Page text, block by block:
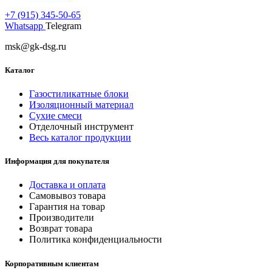
+7 (915) 345-50-65
Whatsapp Telegram
msk@gk-dsg.ru
Каталог
Газостиликатные блоки
Изоляционный материал
Сухие смеси
Отделочный инструмент
Весь каталог продукции
Информация для покупателя
Доставка и оплата
Самовывоз товара
Гарантия на товар
Производители
Возврат товара
Политика конфиденциальности
Корпоративным клиентам